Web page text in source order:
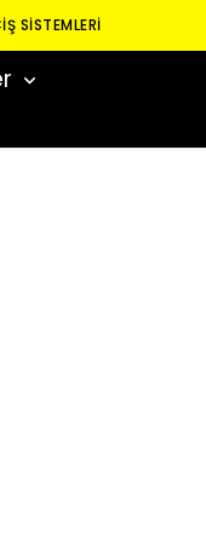
SISTEMLERI